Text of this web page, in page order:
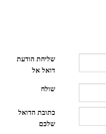
שליחת הודעת
דואל אל
שולח
כתובת הדואל
שלכם